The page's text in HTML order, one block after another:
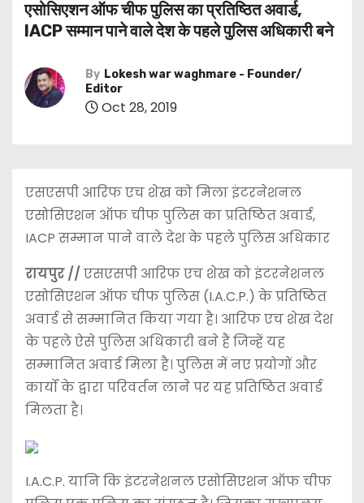
एसोसिएशन ऑफ चीफ पुलिस का प्रतिष्ठित अवार्ड,
IACP सम्मान पाने वाले देश के पहले पुलिस अधिकारी बने
By Lokesh war waghmare - Founder/
Editor
Oct 28, 2019
एसएसपी आरिफ एच शेख को मिला इंटरनेशनल
एसोसिएशन ऑफ चीफ पुलिस का प्रतिष्ठित अवार्ड,
IACP सम्मान पाने वाले देश के पहले पुलिस अधिकार
रायपुर // एसएसपी आरिफ एच शेख को इंटरनेशनल
एसोसिएशन ऑफ चीफ पुलिस (I.A.C.P.) के प्रतिष्ठित
अवार्ड से सम्मानित किया गया है। आरिफ एच शेख देश
के पहले ऐसे पुलिस अधिकारी बने हैं जिन्हें यह
सम्मानित अवार्ड मिला है। पुलिस में नए प्रयोगों और
कार्यों के द्वारा परिवर्तन लाने पर यह प्रतिष्ठित अवार्ड
मिलता है।
I.A.C.P. यानि कि इंटरनेशनल एसोसिएशन ऑफ चीफ